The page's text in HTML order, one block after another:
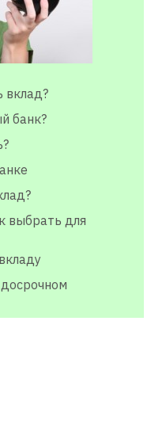
вклад?
банк?
выбрать для